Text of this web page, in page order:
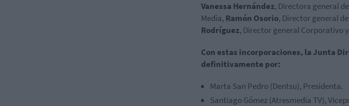
Vanessa Hernández, Directora general
Media, Ramón Osorio, Director general
Rodríguez, Director general Corporativo
Con estas incorporaciones, la Junta
definitivamente por:
Marta San Pedro (Dentsu), Presidenta.
Santiago Gómez (Atresmedia TV),